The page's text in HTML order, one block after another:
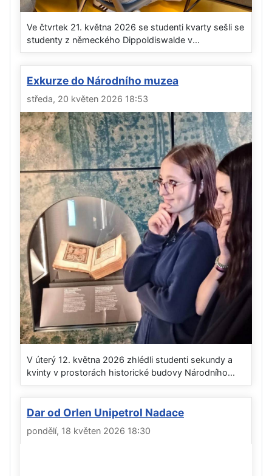
Ve čtvrtek 21. května 2026 se studenti kvarty sešli se
studenty z německého Dippoldiswalde v...
Exkurze do Národního muzea
středa, 20 květen 2026 18:53
V úterý 12. května 2026 zhlédli studenti sekundy a
kvinty v prostorách historické budovy Národního...
Dar od Orlen Unipetrol Nadace
pondělí, 18 květen 2026 18:30